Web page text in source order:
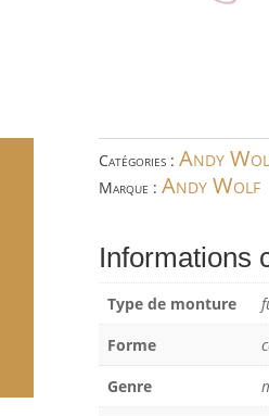
Catégories : Andy
Marque : Andy Wolf
Informations
Type de monture
Forme
Genre